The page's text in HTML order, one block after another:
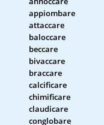
appiombare
attaccare
baloccare
beccare
bivaccare
braccare
calcificare
chimificare
claudicare
conglobare